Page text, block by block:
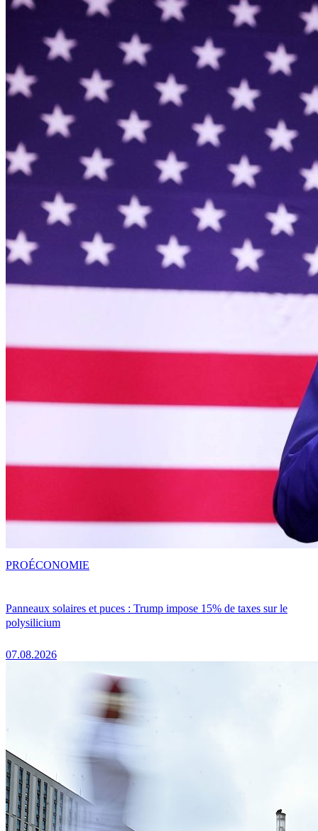
Panneaux solaires et puces : Trump impose 15% de taxes sur le
polysilicium
07.08.2026
PROÉCONOMIE